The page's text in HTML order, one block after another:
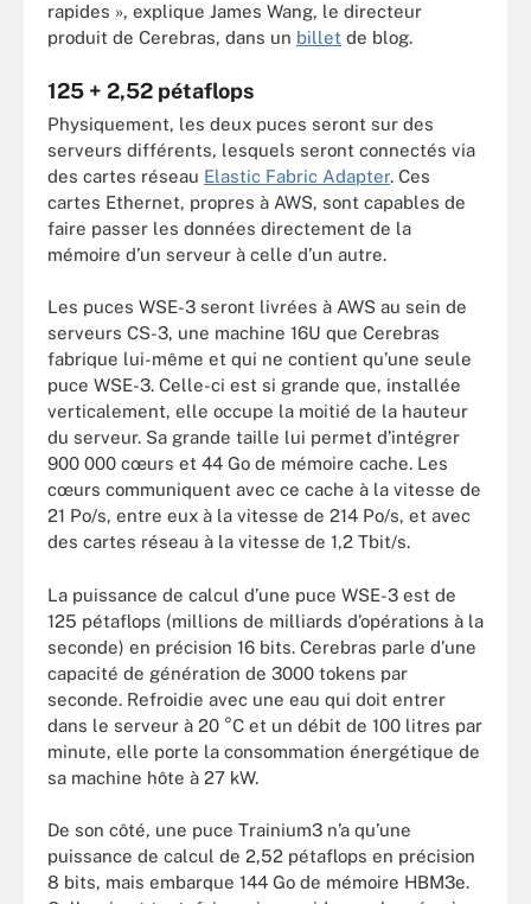
rapides », explique James Wang, le directeur
produit de Cerebras, dans un billet de blog.
125 + 2,52 pétaflops
Physiquement, les deux puces seront sur des
serveurs différents, lesquels seront connectés via
des cartes réseau Elastic Fabric Adapter. Ces
cartes Ethernet, propres à AWS, sont capables de
faire passer les données directement de la
mémoire d’un serveur à celle d’un autre.
Les puces WSE-3 seront livrées à AWS au sein de
serveurs CS-3, une machine 16U que Cerebras
fabrique lui-même et qui ne contient qu’une seule
puce WSE-3. Celle-ci est si grande que, installée
verticalement, elle occupe la moitié de la hauteur
du serveur. Sa grande taille lui permet d’intégrer
900 000 cœurs et 44 Go de mémoire cache. Les
cœurs communiquent avec ce cache à la vitesse de
21 Po/s, entre eux à la vitesse de 214 Po/s, et avec
des cartes réseau à la vitesse de 1,2 Tbit/s.
La puissance de calcul d’une puce WSE-3 est de
125 pétaflops (millions de milliards d’opérations à la
seconde) en précision 16 bits. Cerebras parle d’une
capacité de génération de 3000 tokens par
seconde. Refroidie avec une eau qui doit entrer
dans le serveur à 20 °C et un débit de 100 litres par
minute, elle porte la consommation énergétique de
sa machine hôte à 27 kW.
De son côté, une puce Trainium3 n’a qu’une
puissance de calcul de 2,52 pétaflops en précision
8 bits, mais embarque 144 Go de mémoire HBM3e.